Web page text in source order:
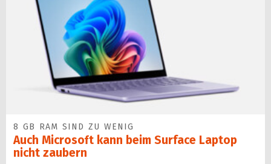
8 GB RAM SIND ZU WENIG
Auch Microsoft kann beim Surface Laptop
nicht zaubern